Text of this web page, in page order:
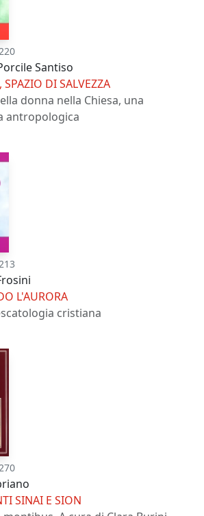
Santiso
DI SALVEZZA
donna nella Chiesa, una
antropologica
L'AURORA
cristiana
SINAI E SION